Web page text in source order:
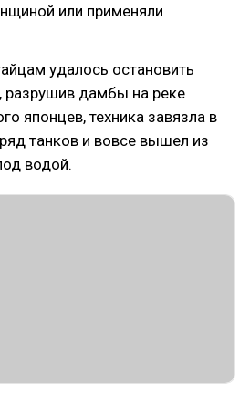
или применяли
удалось остановить
разрушив дамбы на реке
японцев, техника завязла в
танков и вовсе вышел из
водой.